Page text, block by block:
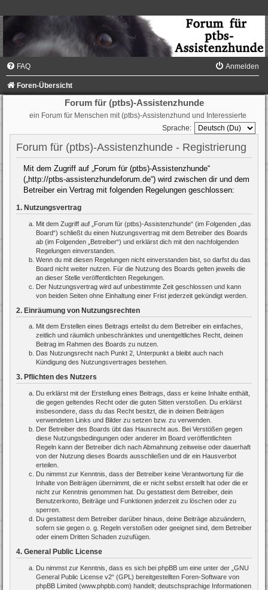
FAQ Anmelden
Foren-Übersicht
Forum für (ptbs)-Assistenzhunde
ein Forum für Menschen mit (ptbs)-Assistenzhund und Interessierte
Sprache:
Forum für (ptbs)-Assistenzhunde - Registrierung
Mit dem Zugriff auf „Forum für (ptbs)-Assistenzhunde“
(„http://ptbs-assistenzhundeforum.de“) wird zwischen dir und dem
Betreiber ein Vertrag mit folgenden Regelungen geschlossen:
1. Nutzungsvertrag
Mit dem Zugriff auf „Forum für (ptbs)-Assistenzhunde“ (im Folgenden „das
Board“) schließt du einen Nutzungsvertrag mit dem Betreiber des Boards
ab (im Folgenden „Betreiber“) und erklärst dich mit den nachfolgenden
Regelungen einverstanden.
Wenn du mit diesen Regelungen nicht einverstanden bist, so darfst du das
Board nicht weiter nutzen. Für die Nutzung des Boards gelten jeweils die
an dieser Stelle veröffentlichten Regelungen.
Der Nutzungsvertrag wird auf unbestimmte Zeit geschlossen und kann
von beiden Seiten ohne Einhaltung einer Frist jederzeit gekündigt werden.
2. Einräumung von Nutzungsrechten
Mit dem Erstellen eines Beitrags erteilst du dem Betreiber ein einfaches,
zeitlich und räumlich unbeschränktes und unentgeltliches Recht, deinen
Beitrag im Rahmen des Boards zu nutzen.
Das Nutzungsrecht nach Punkt 2, Unterpunkt a bleibt auch nach
Kündigung des Nutzungsvertrages bestehen.
3. Pflichten des Nutzers
Du erklärst mit der Erstellung eines Beitrags, dass er keine Inhalte enthält,
die gegen geltendes Recht oder die guten Sitten verstoßen. Du erklärst
insbesondere, dass du das Recht besitzt, die in deinen Beiträgen
verwendeten Links und Bilder zu setzen bzw. zu verwenden.
Der Betreiber des Boards übt das Hausrecht aus. Bei Verstößen gegen
diese Nutzungsbedingungen oder anderer im Board veröffentlichten
Regeln kann der Betreiber dich nach Abmahnung zeitweise oder dauerhaft
von der Nutzung dieses Boards ausschließen und dir ein Hausverbot
erteilen.
Du nimmst zur Kenntnis, dass der Betreiber keine Verantwortung für die
Inhalte von Beiträgen übernimmt, die er nicht selbst erstellt hat oder die er
nicht zur Kenntnis genommen hat. Du gestattest dem Betreiber, dein
Benutzerkonto, Beiträge und Funktionen jederzeit zu löschen oder zu
sperren.
Du gestattest dem Betreiber darüber hinaus, deine Beiträge abzuändern,
sofern sie gegen o. g. Regeln verstoßen oder geeignet sind, dem Betreiber
oder einem Dritten Schaden zuzufügen.
4. General Public License
Du nimmst zur Kenntnis, dass es sich bei phpBB um eine unter der „ GNU
General Public License v2“ (GPL) bereitgestellten Foren-Software von
phpBB Limited (www.phpbb.com) handelt; deutschsprachige Informationen